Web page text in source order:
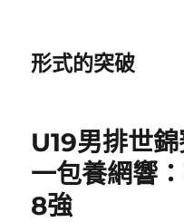
形式的突破
U19男排世
一包養網響
8強